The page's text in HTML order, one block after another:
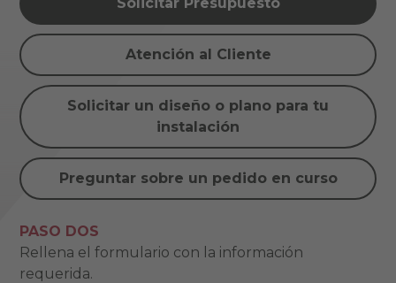
Atención al Cliente
Solicitar un diseño o plano para tu
instalación
Preguntar sobre un pedido en curso
PASO DOS
Rellena el formulario con la información
requerida.